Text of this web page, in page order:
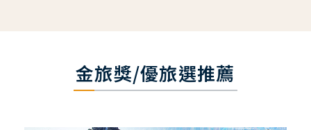
金旅獎/優旅選推薦